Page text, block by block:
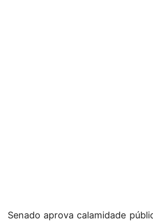
Senado aprova calamidade